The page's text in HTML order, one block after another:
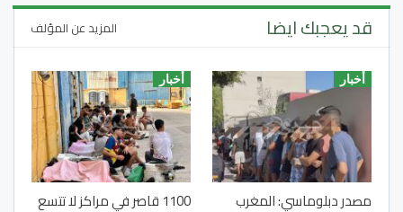
قد يعجبك ايضا المزيد عن المؤلف
أخبار
مصدر دبلوماسي: المغرب
أخبار
1100 قاصر في مراكز لا تتسع